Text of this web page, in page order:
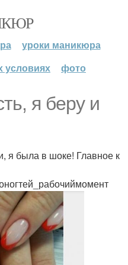
уроки маникюра
условиях
фото
я беру и
я была в шоке! Главное к